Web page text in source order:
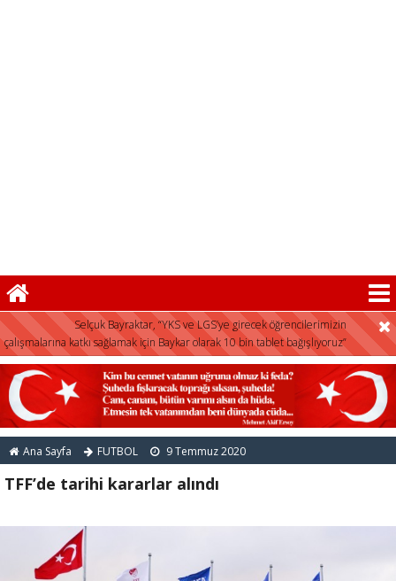
FLAŞ HABER:
Selçuk Bayraktar, “YKS ve LGS’ye girecek öğrencilerimizin
çalışmalarına katkı sağlamak için Baykar olarak 10 bin tablet bağışlıyoruz”
Ana Sayfa FUTBOL 9 Temmuz 2020
TFF’de tarihi kararlar alındı